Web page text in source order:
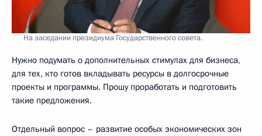
На заседании президиума Государственного совета.
Нужно подумать о дополнительных стимулах для бизнеса,
для тех, кто готов вкладывать ресурсы в долгосрочные
проекты и программы. Прошу проработать и подготовить
такие предложения.
Отдельный вопрос – развитие особых экономических зон